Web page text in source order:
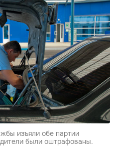
изъяли обе партии
были оштрафованы.